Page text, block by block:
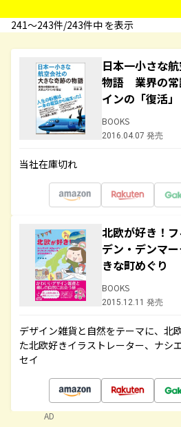
241〜243件/243件中 を表示
日本一小さな
物語 業界の常
インの「復活」
BOOKS
2016.04.07 発売
当社在庫切れ
北欧が好き！
デン・デンマ
きな町めぐり
BOOKS
2015.12.11 発売
デザイン雑貨と自然をテーマに、北
た北欧好きイラストレーター、ナシ
セイ
AD